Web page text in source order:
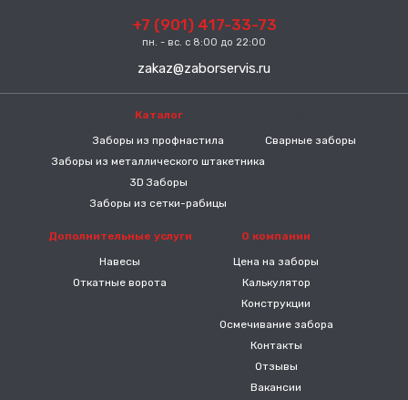
+7 (901) 417-33-73
пн. - вс. с 8:00 до 22:00
zakaz@zaborservis.ru
Каталог
Заборы из профнастила
Заборы из металлического штакетника
3D Заборы
Заборы из сетки-рабицы
Сварные заборы
Дополнительные услуги
Навесы
Откатные ворота
О компании
Цена на заборы
Калькулятор
Конструкции
Осмечивание забора
Контакты
Отзывы
Вакансии